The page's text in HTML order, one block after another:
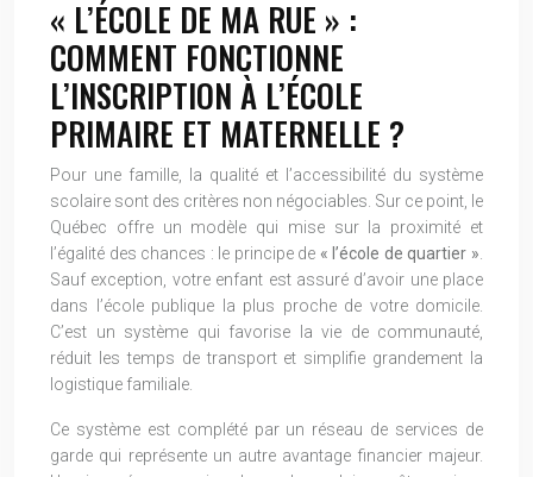
« L’ÉCOLE DE MA RUE » :
COMMENT FONCTIONNE
L’INSCRIPTION À L’ÉCOLE
PRIMAIRE ET MATERNELLE ?
Pour une famille, la qualité et l’accessibilité du système
scolaire sont des critères non négociables. Sur ce point, le
Québec offre un modèle qui mise sur la proximité et
l’égalité des chances : le principe de « l’école de quartier »
Sauf exception, votre enfant est assuré d’avoir une place
dans l’école publique la plus proche de votre domicile.
C’est un système qui favorise la vie de communauté,
réduit les temps de transport et simplifie grandement la
logistique familiale.
Ce système est complété par un réseau de services de
garde qui représente un autre avantage financier majeur.